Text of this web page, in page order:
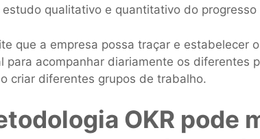
qualitativo e quantitativo do
que a empresa possa traçar e estabelecer
para acompanhar diariamente os diferentes
criar diferentes grupos de trabalho.
OKR pode